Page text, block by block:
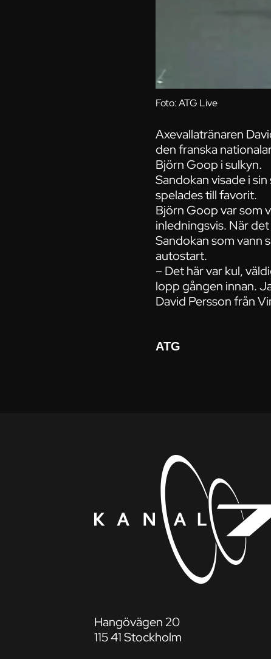
Foto: ATG Live
Axevallatränaren
den franska
Björn Goop i sulkyn.
Sandokan visade i
spelades till favorit.
Björn Goop var som
inledningsvis. När
Sandokan som vann
autostart.
– Det här var kul,
lopp gången innan.
David Persson från
ATG
Hangövägen 20
115 41 Stockholm